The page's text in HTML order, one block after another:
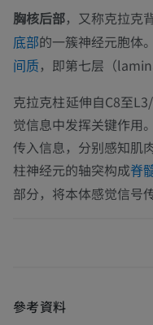
胸核后部，又称克拉克
底部的一簇神经元胞体
间质，即第七层（
克拉克柱延伸自C8至
觉信息中发挥关键作用
传入信息，分别感知肌
柱神经元的轴突构成脊
部分，将本体感觉信号
參考資料